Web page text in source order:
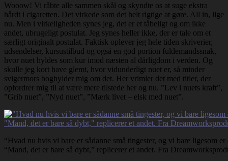
Wooow! Vi råbte alle sammen skål og skyndte os at suge ekstra
hårdt i cigaretten. Det virkede som det helt rigtige at gøre. All in, lige
nu. Men i virkeligheden synes jeg, det er et tåbeligt og om ikke
andet, ubrugeligt postulat. Jeg synes heller ikke, der er tale om et
særligt originalt postulat. Faktisk oplever jeg hele tiden skriverier,
udsendelser, kursustilbud og også en god portion fuldemandssnak,
hvor nuet hyldes som kur imod næsten al dårligdom i verden. Og
skulle jeg kort have glemt, hvor vidunderligt nuet er, så minder
svigermors boghylder mig om det. Her vrimler det med titler, der
opfordrer mig til at være mere tilstede her og nu. ”Lev i nuets kraft”,
”Grib nuet”, ”Nyd nuet”, ”Mærk livet – elsk med nuet”.
“Hvad nu hvis vi bare er sådanne små tingester, og vi bare ligesom
“Mand, det er bare så dybt,” replicerer et andet. Fra